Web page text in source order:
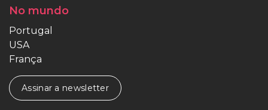
No mundo
Portugal
USA
França
Assinar a newsletter